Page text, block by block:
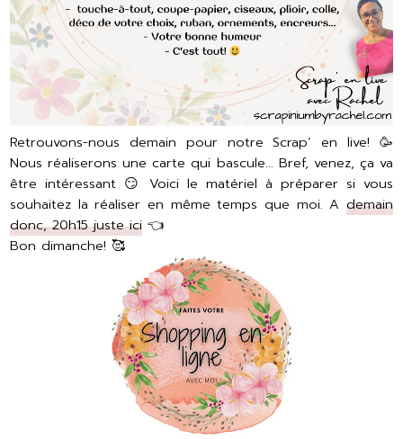
Retrouvons-nous demain pour notre Scrap’ en live! 🥳
Nous réaliserons une carte qui bascule... Bref, venez, ça va
être intéressant 😏 Voici le matériel à préparer si vous
souhaitez la réaliser en même temps que moi. A demain
donc, 20h15 juste ici 👈
Bon dimanche! 🥰